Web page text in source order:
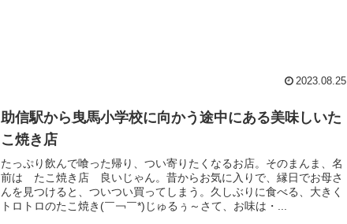
2023.08.25
助信駅から曳馬小学校に向かう途中にある美味しいた
こ焼き店
たっぷり飲んで喰った帰り、つい寄りたくなるお店。そのまんま、名
前は たこ焼き店 良いじゃん。昔からお気に入りで、縁日でお母さ
んを見つけると、ついつい買ってしまう。久しぶりに食べる、大きく
トロトロのたこ焼き(￣￢￣*)じゅるぅ～さて、お味は・...